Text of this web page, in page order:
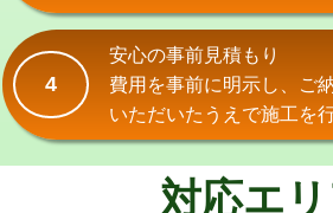
持込商品取付（浄水器・分岐水栓）
給水管工事※（ホール加工)
給水管工事※（バンド止め)
給水管工事※（支持金具設置)
4
安心の事前見積もり
費用を事前に明示し、ご
いただいたうえで施工を
対応エ